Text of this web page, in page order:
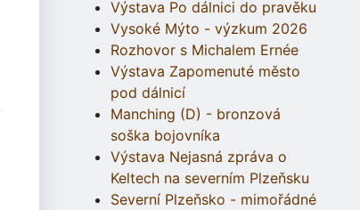
Výstava Po dálnici do pravěku
Vysoké Mýto - výzkum 2026
Rozhovor s Michalem Ernée
Výstava Zapomenuté město
pod dálnicí
Manching (D) - bronzová
soška bojovníka
Výstava Nejasná zpráva o
Keltech na severním Plzeňsku
Severní Plzeňsko - mimořádné